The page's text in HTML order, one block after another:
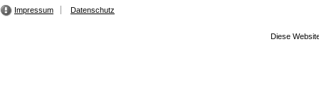
Impressum Datenschutz
Diese